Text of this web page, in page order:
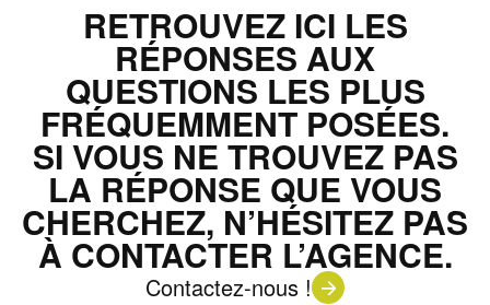
RETROUVEZ ICI LES
RÉPONSES AUX
QUESTIONS LES PLUS
FRÉQUEMMENT POSÉES.
SI VOUS NE TROUVEZ PAS
LA RÉPONSE QUE VOUS
CHERCHEZ, N’HÉSITEZ PAS
À CONTACTER L’AGENCE.
Contactez-nous !